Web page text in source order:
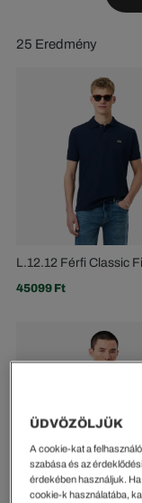
25 Eredmény
L.12.12 Férfi Classic
45099 Ft
ÜDVÖZÖLJÜK
A cookie-kat a
szabása és az
érdekében használjuk.
cookie-k használatába,